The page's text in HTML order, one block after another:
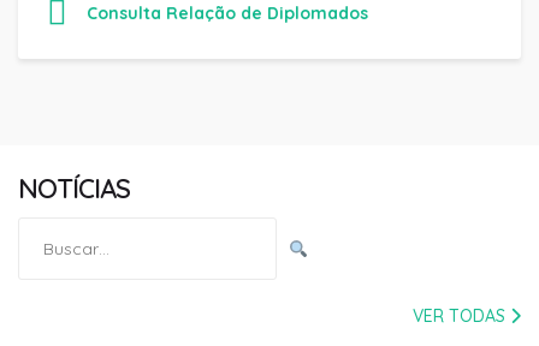
Consulta Relação de Diplomados
NOTÍCIAS
por:
VER TODAS